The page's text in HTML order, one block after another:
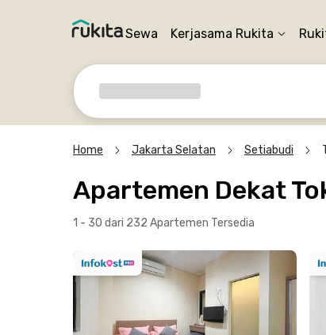
Sewa Kerjasama Rukita
Home Jakarta Selatan Setiabudi
Apartemen Dekat
1 - 30 dari 232 Apartemen Tersedia